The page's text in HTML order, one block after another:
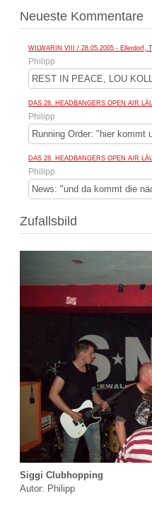
Neueste Kommentare
WILWARIN VIII / 28.05.2005 - Ellerdorf,
Philipp
REST IN PEACE, LOU
DAS 28. HEADBANGERS OPEN AIR
Philipp
Running Order: "hier kommt
DAS 28. HEADBANGERS OPEN AIR
Philipp
News: "und da kommt die
Zufallsbild
Siggi Clubhopping
Autor: Philipp